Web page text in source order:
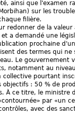
ainsi que l'examen
sur les
filière.
redonner de la
a demandé une
prochaine
des termes qui ne
Le
notamment au
collective pourtant
objectifs : 50 % de
À ce titre, le ministre
par «un
avec des